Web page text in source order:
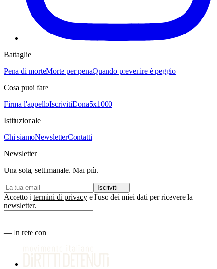
Battaglie
Pena di morteMorte per penaQuando prevenire è peggio
Cosa puoi fare
Firma l'appelloIscrivitiDona5x1000
Istituzionale
Chi siamoNewsletterContatti
Newsletter
Una sola, settimanale. Mai più.
Iscriviti →
Accetto i termini di privacy e l'uso dei miei dati per ricevere la
newsletter.
— In rete con